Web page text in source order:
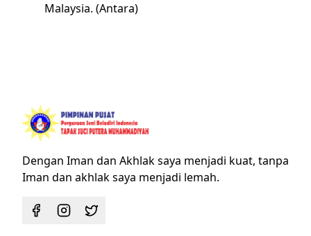
Malaysia. (Antara)
Dengan Iman dan Akhlak saya menjadi kuat, tanpa
Iman dan akhlak saya menjadi lemah.